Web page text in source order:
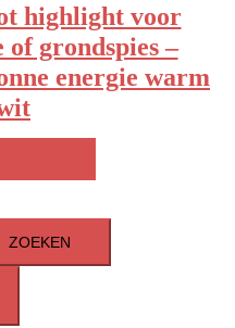
highlight voor
of grondspies –
energie warm
ZOEKEN